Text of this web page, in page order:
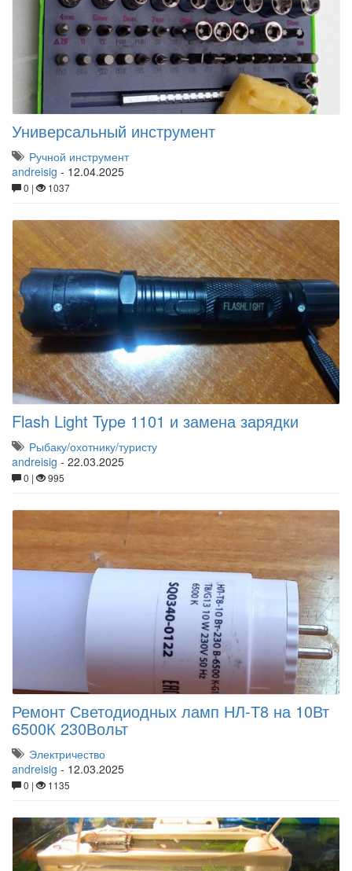
Универсальный инструмент
Ручной инструмент
andreisig - 12.04.2025
0 | 1037
Flash Light Type 1101 и замена зарядки
Рыбаку/охотнику/туристу
andreisig - 22.03.2025
0 | 995
Ремонт Светодиодных ламп НЛ-Т8 на 10Вт
6500К 230Вольт
Электричество
andreisig - 12.03.2025
0 | 1135